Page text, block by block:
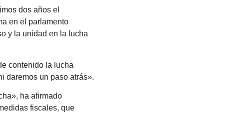
dos años el
en el parlamento
y la unidad en la lucha
contenido la lucha
daremos un paso atrás».
ha afirmado
fiscales, que